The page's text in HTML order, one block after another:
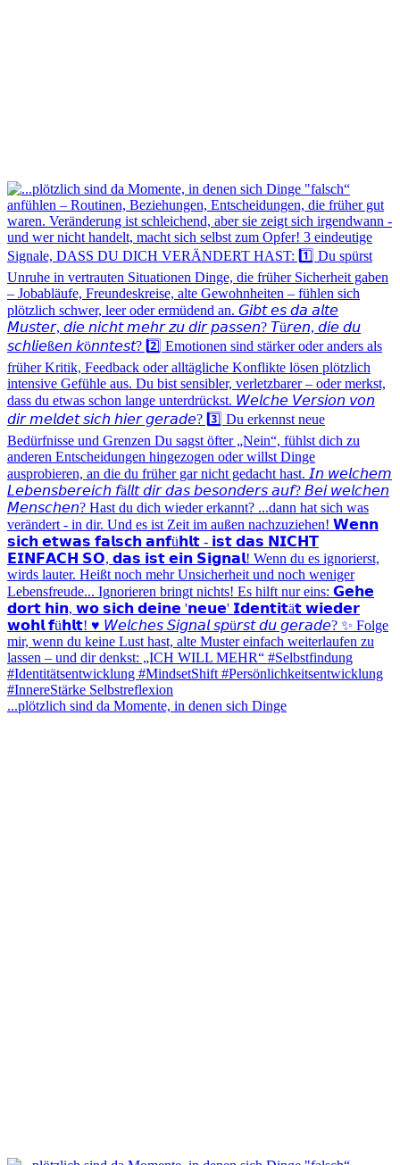
...plötzlich sind da Momente, in denen sich Dinge